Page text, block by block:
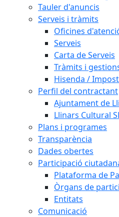
Tauler d'anuncis
Serveis i tràmits
Oficines
Serveis
Carta de Serveis
Tràmits i
Hisenda /
Perfil del contractant
Ajuntament de
Llinars Cultural
Plans i programes
Transparència
Dades obertes
Participació
Plataforma de
Òrgans de
Entitats
Comunicació